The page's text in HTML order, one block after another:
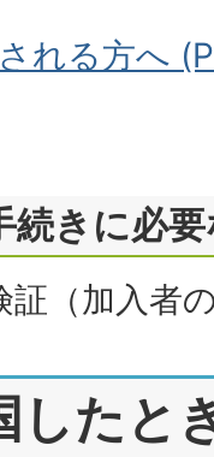
れる方へ
続きに必
証（加入者
したと